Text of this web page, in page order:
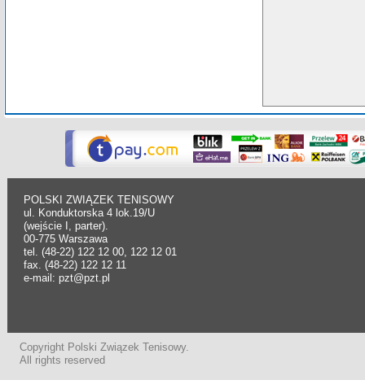
POLSKI ZWIĄZEK TENISOWY
ul. Konduktorska 4 lok.19/U
(wejście I, parter).
00-775 Warszawa
tel. (48-22) 122 12 00, 122 12 01
fax. (48-22) 122 12 11
e-mail: pzt@pzt.pl
Copyright Polski Związek Tenisowy.
All rights reserved